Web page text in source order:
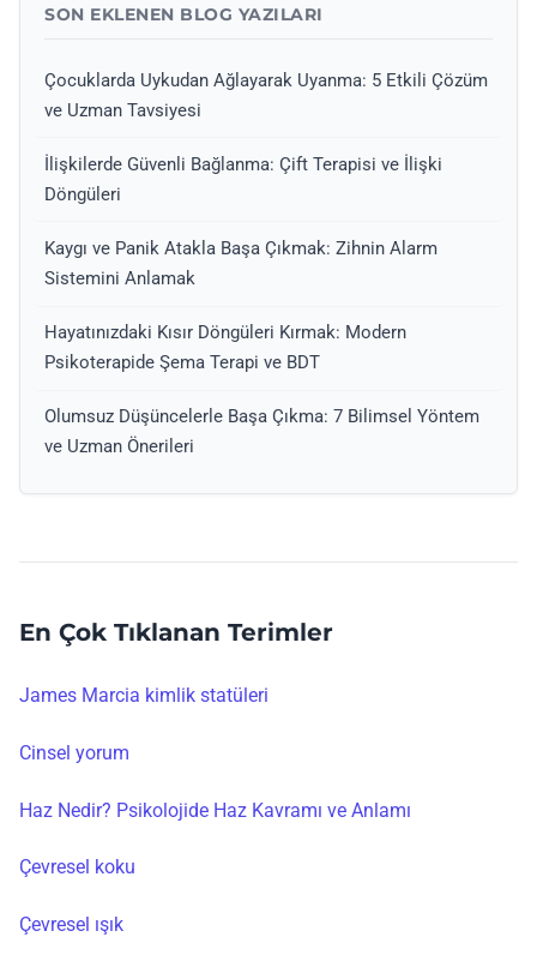
SON EKLENEN BLOG YAZILARI
Çocuklarda Uykudan Ağlayarak Uyanma: 5 Etkili Çözüm
ve Uzman Tavsiyesi
İlişkilerde Güvenli Bağlanma: Çift Terapisi ve İlişki
Döngüleri
Kaygı ve Panik Atakla Başa Çıkmak: Zihnin Alarm
Sistemini Anlamak
Hayatınızdaki Kısır Döngüleri Kırmak: Modern
Psikoterapide Şema Terapi ve BDT
Olumsuz Düşüncelerle Başa Çıkma: 7 Bilimsel Yöntem
ve Uzman Önerileri
En Çok Tıklanan Terimler
James Marcia kimlik statüleri
Cinsel yorum
Haz Nedir? Psikolojide Haz Kavramı ve Anlamı
Çevresel koku
Çevresel ışık